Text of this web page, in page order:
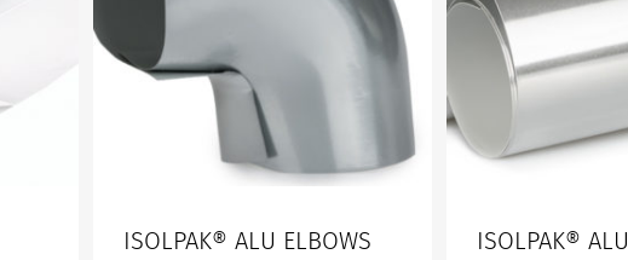
ISOLPAK® ALU ELBOWS ISOLPAK® ALU